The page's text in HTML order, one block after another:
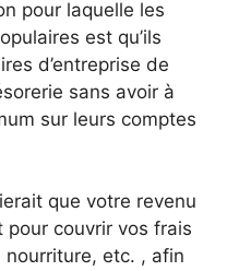
pour laquelle les
est qu’ils
d’entreprise de
sans avoir à
sur leurs comptes
que votre revenu
couvrir vos frais
nourriture, etc. , afin